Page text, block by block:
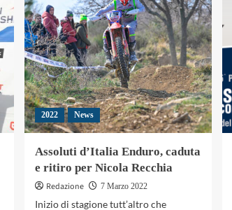
riscatto
agli
Assoluti
d’Italia
Enduro
2022 News
Assoluti d’Italia Enduro, caduta
e ritiro per Nicola Recchia
Redazione 7 Marzo 2022
Inizio di stagione tutt’altro che